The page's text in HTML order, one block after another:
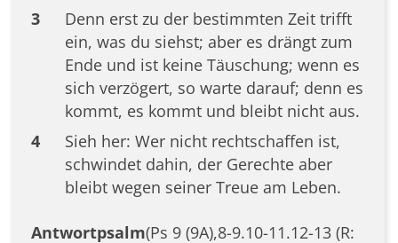
3
Denn erst zu der bestimmten Zeit trifft
ein, was du siehst; aber es drängt zum
Ende und ist keine Täuschung; wenn es
sich verzögert, so warte darauf; denn es
kommt, es kommt und bleibt nicht aus.
4
Sieh her: Wer nicht rechtschaffen ist,
schwindet dahin, der Gerechte aber
bleibt wegen seiner Treue am Leben.
Antwortpsalm(Ps 9 (9A),8-9.10-11.12-13 (R: